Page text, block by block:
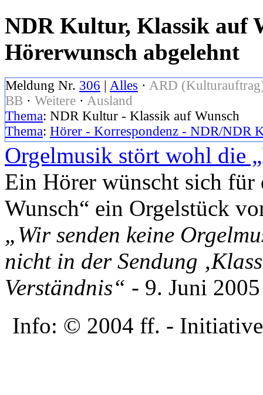
NDR Kultur, Klassik auf
Hörerwunsch abgelehnt
Meldung Nr. 306 Alles · ARD
BB · Weitere · Ausland
Thema: NDR Kultur - Klassik auf Wunsch
Thema: Hörer - Korrespondenz - NDR/NDR
Orgelmusik stört wohl die
Ein Hörer wünscht sich für
Wunsch“ ein Orgelstück
„Wir senden keine
nicht in der Sendung
Verständnis“ - 9. Juni 2005
Info: © 2004 ff. -